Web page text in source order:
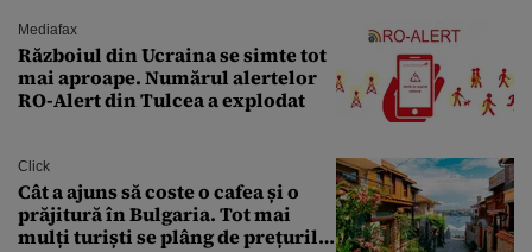
Mediafax
Războiul din Ucraina se simte tot
mai aproape. Numărul alertelor
RO-Alert din Tulcea a explodat
Click
Cât a ajuns să coste o cafea și o
prăjitură în Bulgaria. Tot mai
mulți turiști se plâng de prețurile